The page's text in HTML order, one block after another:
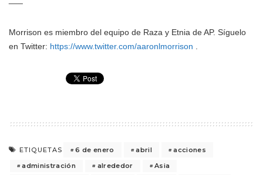
Morrison es miembro del equipo de Raza y Etnia de AP. Síguelo
en Twitter: https://www.twitter.com/aaronlmorrison
ETIQUETAS 6 de enero abril
acciones
administración
alrededor
Asia